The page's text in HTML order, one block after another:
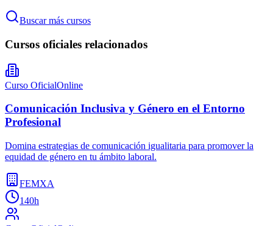
Buscar más cursos
Cursos oficiales relacionados
Curso OficialOnline
Comunicación Inclusiva y Género en el Entorno
Profesional
Domina estrategias de comunicación igualitaria para promover la
equidad de género en tu ámbito laboral.
FEMXA
140h